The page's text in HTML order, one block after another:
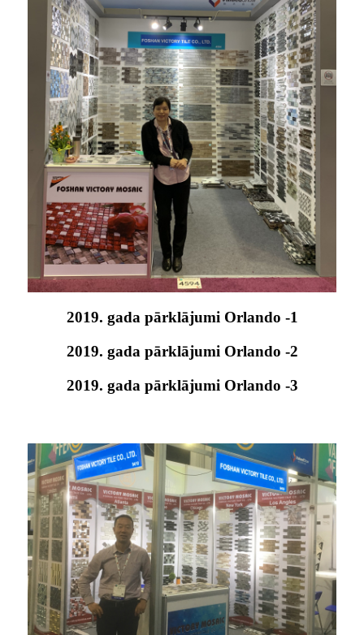
2019. gada pārklājumi Orlando -1
2019. gada pārklājumi Orlando -2
2019. gada pārklājumi Orlando -3